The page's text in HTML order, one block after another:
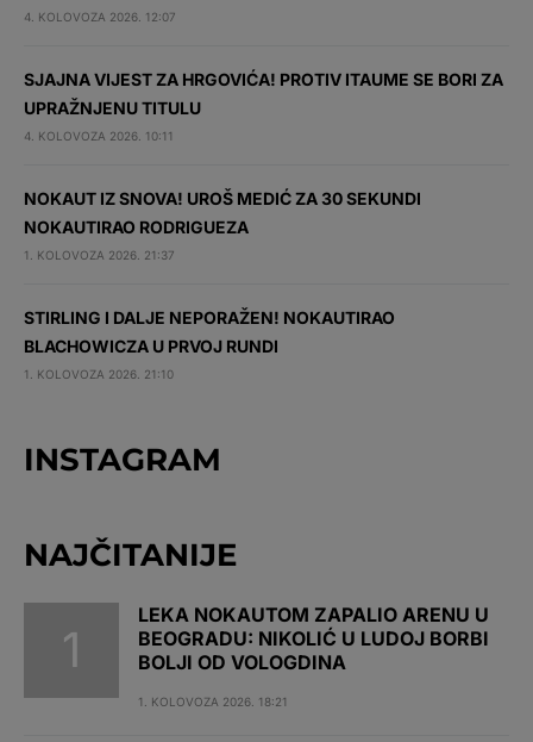
4. KOLOVOZA 2026. 12:07
SJAJNA VIJEST ZA HRGOVIĆA! PROTIV ITAUME SE BORI ZA
UPRAŽNJENU TITULU
4. KOLOVOZA 2026. 10:11
NOKAUT IZ SNOVA! UROŠ MEDIĆ ZA 30 SEKUNDI
NOKAUTIRAO RODRIGUEZA
1. KOLOVOZA 2026. 21:37
STIRLING I DALJE NEPORAŽEN! NOKAUTIRAO
BLACHOWICZA U PRVOJ RUNDI
1. KOLOVOZA 2026. 21:10
INSTAGRAM
NAJČITANIJE
LEKA NOKAUTOM ZAPALIO ARENU U
BEOGRADU: NIKOLIĆ U LUDOJ BORBI
BOLJI OD VOLOGDINA
1. KOLOVOZA 2026. 18:21